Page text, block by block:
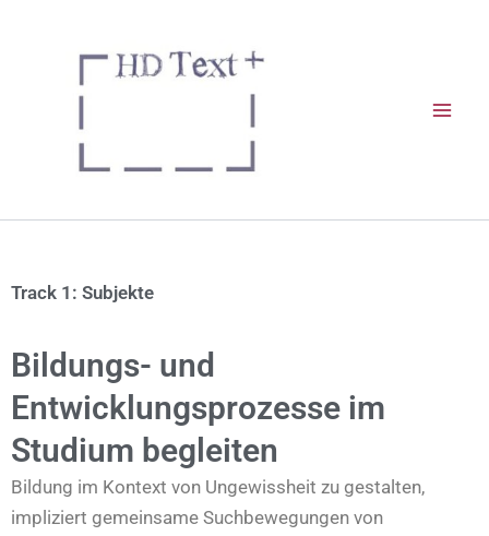
Track 1: Subjekte
Bildungs- und
Entwicklungsprozesse im
Studium begleiten
Bildung im Kontext von Ungewissheit zu gestalten,
impliziert gemeinsame Suchbewegungen von